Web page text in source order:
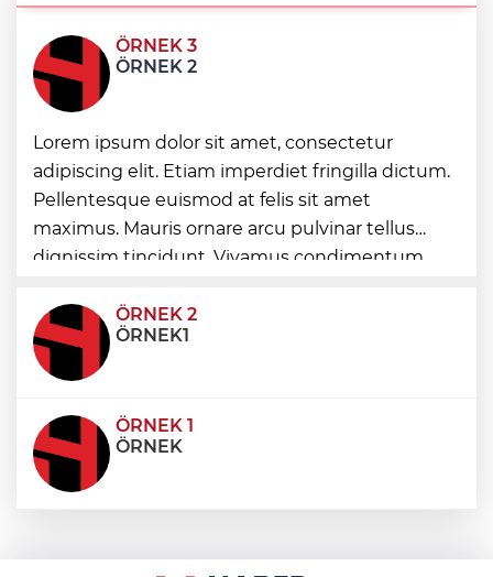
Denizli'de 160 milyon TL’lik alt ve üstyapı
yatırımı
Şampiyonlar, İETT ile İstanbul’da
Ayvalık’ta üretici ve el emeği pazarı renk
katıyor
ÖRNEK 3
ÖRNEK 2
Lorem ipsum dolor sit amet, consectetur
adipiscing elit. Etiam imperdiet fringilla dictum.
Pellentesque euismod at felis sit amet
maximus. Mauris ornare arcu pulvinar tellus
dignissim tincidunt. Vivamus condimentum
condimentum eros et, faucibus sapien. Praese
ÖRNEK 2
ÖRNEK1
ÖRNEK 1
ÖRNEK